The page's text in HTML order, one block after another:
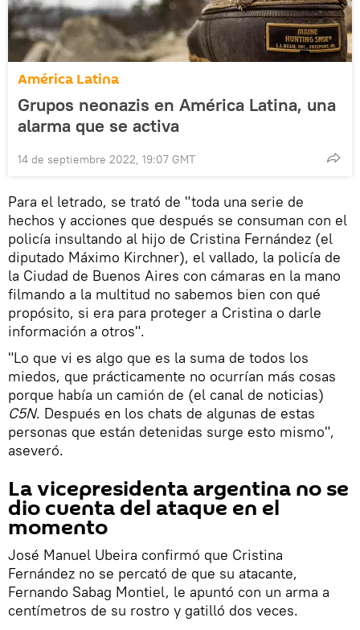
América Latina
Grupos neonazis en América Latina, una
alarma que se activa
14 de septiembre 2022, 19:07 GMT
Para el letrado, se trató de "toda una serie de
hechos y acciones que después se consuman con el
policía insultando al hijo de Cristina Fernández (el
diputado Máximo Kirchner), el vallado, la policía de
la Ciudad de Buenos Aires con cámaras en la mano
filmando a la multitud no sabemos bien con qué
propósito, si era para proteger a Cristina o darle
información a otros".
"Lo que vi es algo que es la suma de todos los
miedos, que prácticamente no ocurrían más cosas
porque había un camión de (el canal de noticias)
C5N. Después en los chats de algunas de estas
personas que están detenidas surge esto mismo",
aseveró.
La vicepresidenta argentina no se
dio cuenta del ataque en el
momento
José Manuel Ubeira confirmó que Cristina
Fernández no se percató de que su atacante,
Fernando Sabag Montiel, le apuntó con un arma a
centímetros de su rostro y gatilló dos veces.